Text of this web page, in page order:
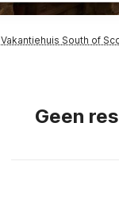
Vakantiehuis South of
Geen